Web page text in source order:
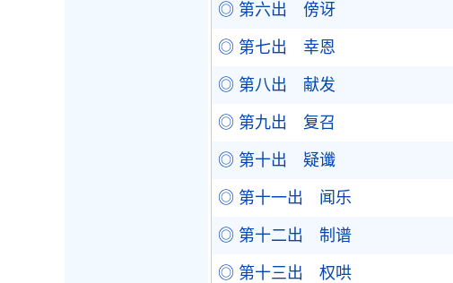
◎ 第六出 傍讶
◎ 第七出 幸恩
◎ 第八出 献发
◎ 第九出 复召
◎ 第十出 疑谶
◎ 第十一出 闻乐
◎ 第十二出 制谱
◎ 第十三出 权哄